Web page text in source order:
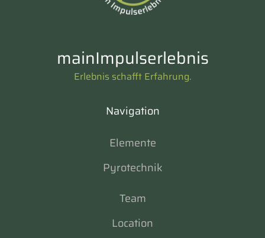
mainImpulserlebnis
Erlebnis schafft Erfahrung.
Navigation
Elemente
Pyrotechnik
Team
Location